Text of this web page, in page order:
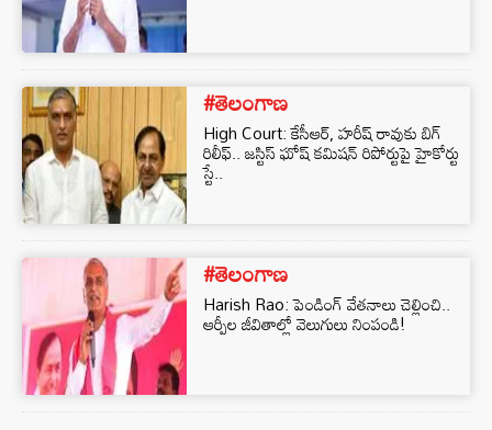
#తెలంగాణ
High Court: కేసీఆర్, హరీష్ రావుకు బిగ్
రిలీఫ్.. జస్టిస్ ఘోష్ కమిషన్ రిపోర్టుపై హైకోర్టు
స్టే..
#తెలంగాణ
Harish Rao: పెండింగ్ వేతనాలు చెల్లించి..
ఆర్పీల జీవితాల్లో వెలుగులు నింపండి!